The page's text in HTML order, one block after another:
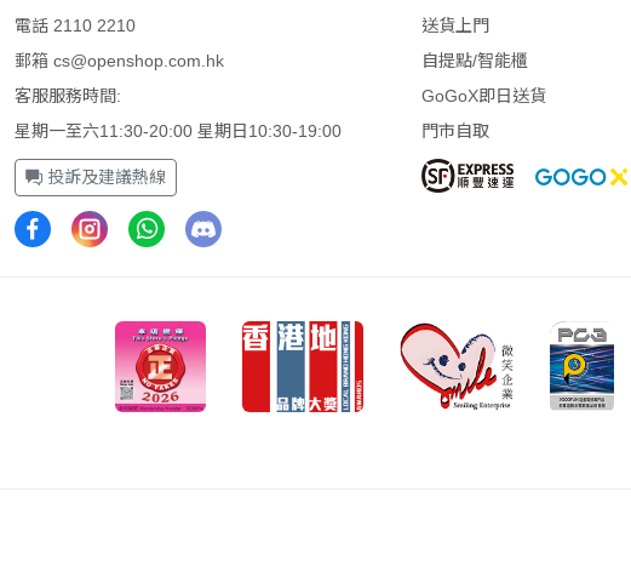
電話 2110 2210
郵箱 cs@openshop.com.hk
客服服務時間:
星期一至六11:30-20:00 星期日10:30-19:00
投訴及建議熱線
送貨上門
自提點/智能櫃
GoGoX即日送貨
門市自取